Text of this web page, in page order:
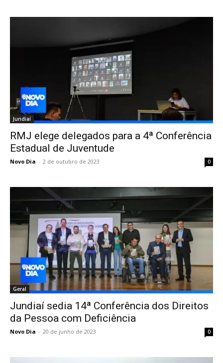
Jundiaí
RMJ elege delegados para a 4ª Conferência
Estadual de Juventude
Novo Dia - 2 de outubro de 2023 0
Geral
Jundiaí sedia 14ª Conferência dos Direitos
da Pessoa com Deficiência
Novo Dia - 20 de junho de 2023 0